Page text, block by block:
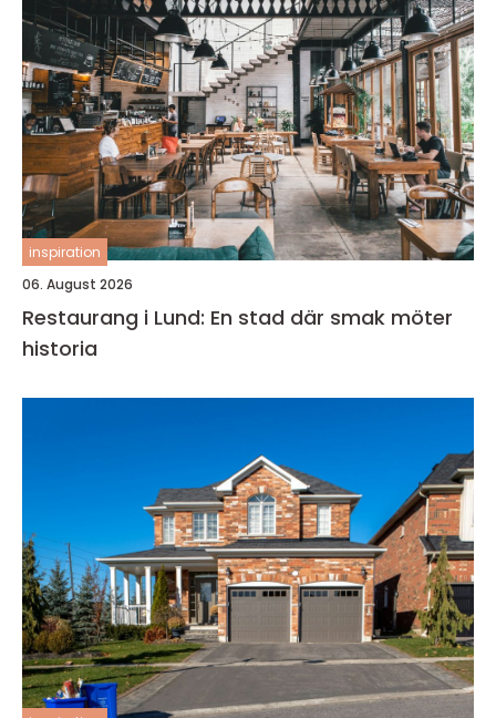
inspiration
06. August 2026
Restaurang i Lund: En stad där smak möter
historia